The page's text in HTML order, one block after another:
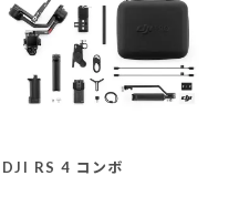
DJI RS 4 コンボ